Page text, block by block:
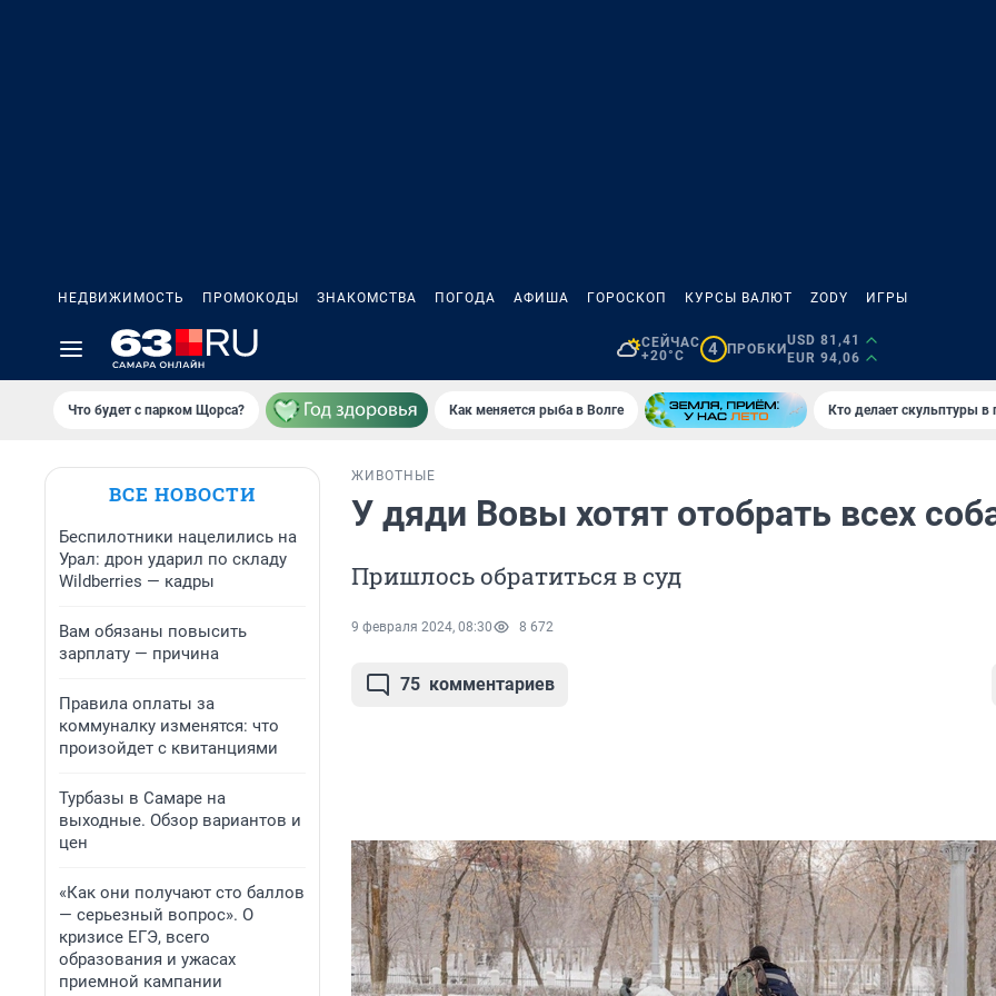
НЕДВИЖИМОСТЬ ПРОМОКОДЫ ЗНАКОМСТВА ПОГОДА АФИША ГОРОСКОП КУРСЫ ВАЛЮТ ZODY ИГРЫ
СЕЙЧАС
+20°C
4 ПРОБКИ
USD 81,41
EUR 94,06
Что будет с парком Щорса? Как меняется рыба в Волге Кто делает скульптуры в
ВСЕ НОВОСТИ
Беспилотники нацелились на
Урал: дрон ударил по складу
Wildberries — кадры
Вам обязаны повысить
зарплату — причина
Правила оплаты за
коммуналку изменятся: что
произойдет с квитанциями
Турбазы в Самаре на
выходные. Обзор вариантов и
цен
«Как они получают сто баллов
— серьезный вопрос». О
кризисе ЕГЭ, всего
образования и ужасах
приемной кампании
ЖИВОТНЫЕ
У дяди Вовы хотят отобрать всех
Пришлось обратиться в суд
9 февраля 2024, 08:30 8 672
75 комментариев